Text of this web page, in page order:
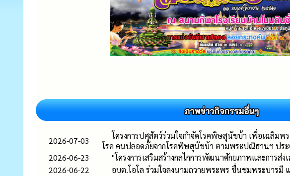
2026-07-03
โครงการปศุสัตว์ร่วมใจกำจัดโรคพิษสุนัขบ้า เพื่อเฉลิมพ
โรค คนปลอดภัยจากโรคพิษสุนัขบ้า ตามพระปณิธานฯ ปร
2026-06-23
"โครงการเสริมสร้างกลไกการพัฒนาศักยภาพและการ
2026-06-22
อบต.โอโล ร่วมใจลงนามถวายพระพร ชื่นชมพระบารมี